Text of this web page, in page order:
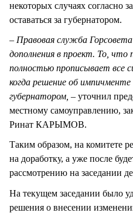
некоторых случаях согласно
оставаться за губернатором.
– Правовая служба
дополнения в проект. То, что
полностью прописывает все
когда решение об
губернатором, – уточнил
местному самоуправлению,
Ринат КАРЫМОВ.
Таким образом, на комитете
на доработку, а уже после
рассмотрению на заседании
На текущем заседании было
решения о внесении